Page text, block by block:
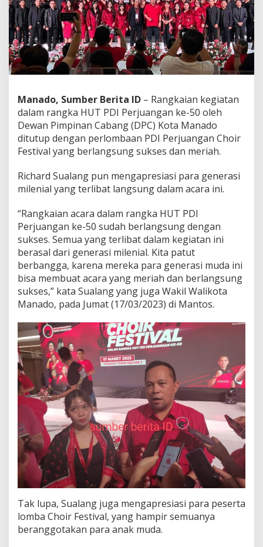
a
s
i
e
e
i
b
a
t
a
n
i
l
n
i
a
l
p
a
d
a
R
a
g
k
a
i
a
H
U
T
P
D
I
P
e
r
j
a
n
g
a
Manado, Sumber Berita ID – Rangkaian kegiatan
dalam rangka HUT PDI Perjuangan ke-50 oleh
Dewan Pimpinan Cabang (DPC) Kota Manado
ditutup dengan perlombaan PDI Perjuangan Choir
Festival yang berlangsung sukses dan meriah.
Richard Sualang pun mengapresiasi para generasi
milenial yang terlibat langsung dalam acara ini.
“Rangkaian acara dalam rangka HUT PDI
Perjuangan ke-50 sudah berlangsung dengan
sukses. Semua yang terlibat dalam kegiatan ini
berasal dari generasi milenial. Kita patut
berbangga, karena mereka para generasi muda ini
bisa membuat acara yang meriah dan berlangsung
sukses,” kata Sualang yang juga Wakil Walikota
Manado, pada Jumat (17/03/2023) di Mantos.
Tak lupa, Sualang juga mengapresiasi para peserta
lomba Choir Festival, yang hampir semuanya
beranggotakan para anak muda.